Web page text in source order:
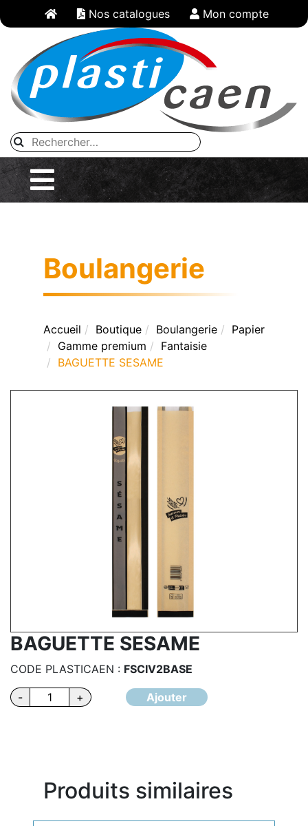
Nos catalogues Mon compte
Boulangerie
Accueil Boutique Boulangerie
Papier
Gamme premium
Fantaisie
BAGUETTE SESAME
BAGUETTE SESAME
CODE PLASTICAEN : FSCIV2BASE
-
quantité
+ Ajouter
Produits similaires
Panneau de gestion des cookies